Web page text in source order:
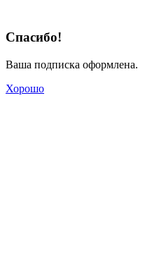
Спасибо!
Ваша подписка оформлена.
Хорошо